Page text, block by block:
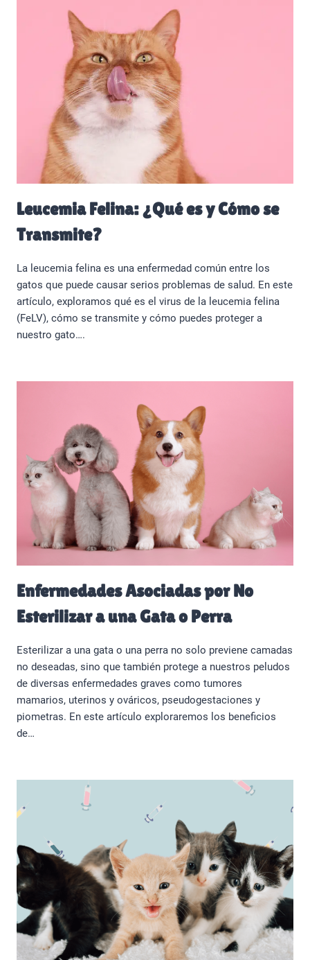
Leucemia Felina: ¿Qué es y Cómo se
Transmite?
La leucemia felina es una enfermedad común entre los
gatos que puede causar serios problemas de salud. En este
artículo, exploramos qué es el virus de la leucemia felina
(FeLV), cómo se transmite y cómo puedes proteger a
nuestro gato….
Enfermedades Asociadas por No
Esterilizar a una Gata o Perra
Esterilizar a una gata o una perra no solo previene camadas
no deseadas, sino que también protege a nuestros peludos
de diversas enfermedades graves como tumores
mamarios, uterinos y ováricos, pseudogestaciones y
piometras. En este artículo exploraremos los beneficios
de…